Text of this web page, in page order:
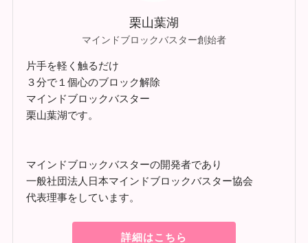
栗山葉湖
マインドブロックバスター創始者
片手を軽く触るだけ
３分で１個心のブロック解除
マインドブロックバスター
栗山葉湖です。
マインドブロックバスターの開発者であり
一般社団法人日本マインドブロックバスター協会
代表理事をしています。
詳細はこちら